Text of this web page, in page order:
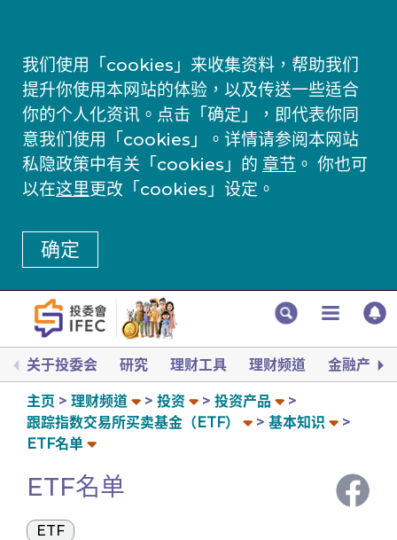
我们使用「cookies」来收集资料，帮助我们
提升你使用本网站的体验，以及传送一些适合
你的个人化资讯。点击「确定」，即代表你同
意我们使用「cookies」。详情请参阅本网站
私隐政策中有关「cookies」的 章节 。 你也可
以在这里更改「cookies」设定。
确定
关于投委会 研究 理财工具 理财频道 金融产品
主页 理财频道 投资
投资产品
跟踪指数交易所买卖基金（ETF）
基本知识
ETF名单
ETF名单
ETF